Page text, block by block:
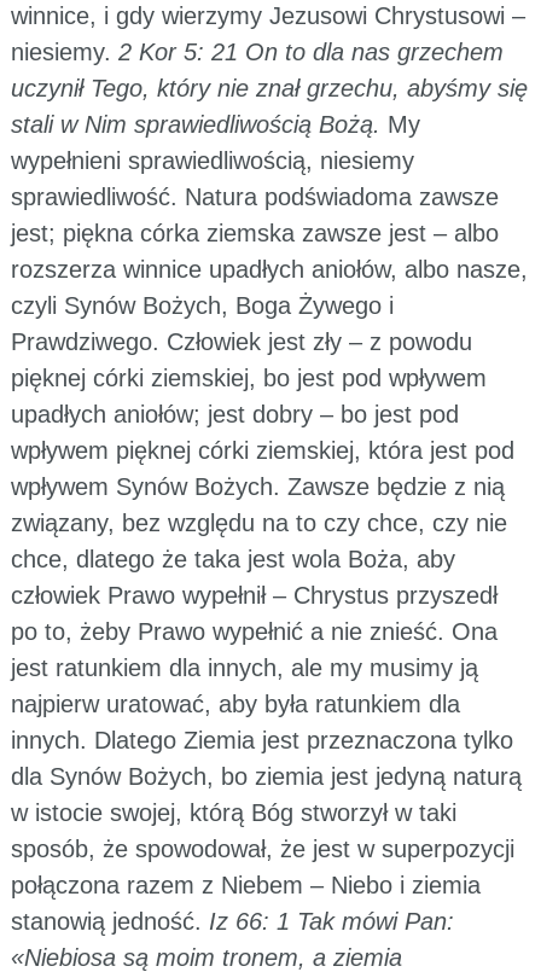
winnice, i gdy wierzymy Jezusowi Chrystusowi –
niesiemy. 2 Kor 5: 21 On to dla nas grzechem
uczynił Tego, który nie znał grzechu, abyśmy się
stali w Nim sprawiedliwością Bożą. My
wypełnieni sprawiedliwością, niesiemy
sprawiedliwość. Natura podświadoma zawsze
jest; piękna córka ziemska zawsze jest – albo
rozszerza winnice upadłych aniołów, albo nasze,
czyli Synów Bożych, Boga Żywego i
Prawdziwego. Człowiek jest zły – z powodu
pięknej córki ziemskiej, bo jest pod wpływem
upadłych aniołów; jest dobry – bo jest pod
wpływem pięknej córki ziemskiej, która jest pod
wpływem Synów Bożych. Zawsze będzie z nią
związany, bez względu na to czy chce, czy nie
chce, dlatego że taka jest wola Boża, aby
człowiek Prawo wypełnił – Chrystus przyszedł
po to, żeby Prawo wypełnić a nie znieść. Ona
jest ratunkiem dla innych, ale my musimy ją
najpierw uratować, aby była ratunkiem dla
innych. Dlatego Ziemia jest przeznaczona tylko
dla Synów Bożych, bo ziemia jest jedyną naturą
w istocie swojej, którą Bóg stworzył w taki
sposób, że spowodował, że jest w superpozycji
połączona razem z Niebem – Niebo i ziemia
stanowią jedność. Iz 66: 1 Tak mówi Pan:
«Niebiosa są moim tronem, a ziemia